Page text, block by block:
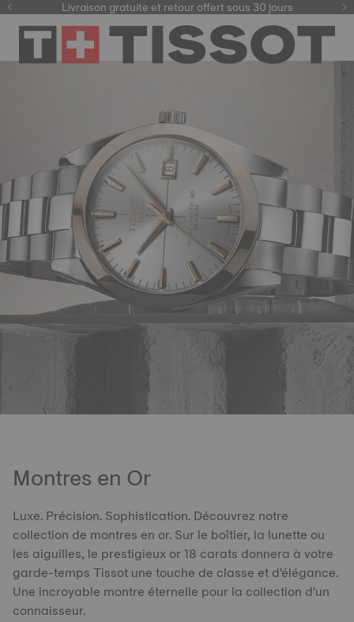
Livraison gratuite et retour offert sous 30 jours
Montres en Or
Luxe. Précision. Sophistication. Découvrez notre
collection de montres en or. Sur le boîtier, la lunette ou
les aiguilles, le prestigieux or 18 carats donnera à votre
garde-temps Tissot une touche de classe et d'élégance.
Une incroyable montre éternelle pour la collection d'un
connaisseur.